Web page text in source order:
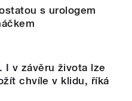
s urologem
I v závěru života lze
chvíle v klidu, říká